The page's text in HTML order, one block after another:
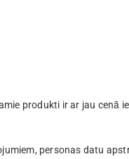
produkti ir ar jau cenā
personas datu